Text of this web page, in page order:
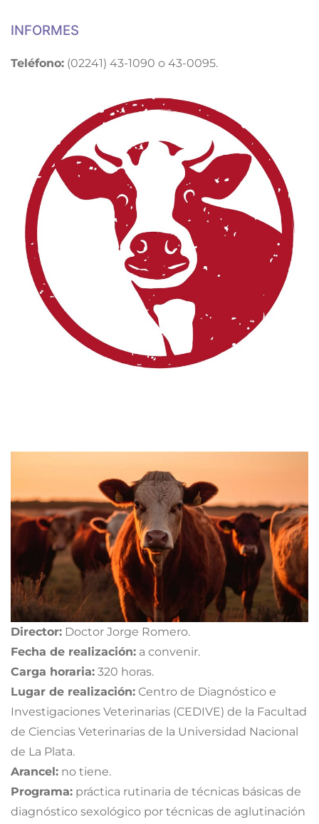
INFORMES
Teléfono: (02241) 43-1090 o 43-0095.
Director: Doctor Jorge Romero.
Fecha de realización: a convenir.
Carga horaria: 320 horas.
Lugar de realización: Centro de Diagnóstico e
Investigaciones Veterinarias (CEDIVE) de la Facultad
de Ciencias Veterinarias de la Universidad Nacional
de La Plata.
Arancel: no tiene.
Programa: práctica rutinaria de técnicas básicas de
diagnóstico sexológico por técnicas de aglutinación